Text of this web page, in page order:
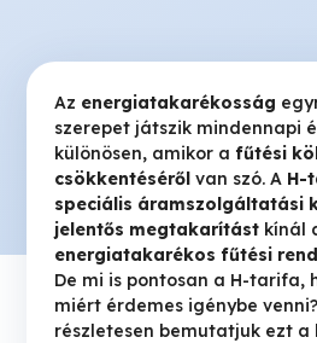
Az energiatakarékosság
szerepet játszik mindennapi
különösen, amikor a fűtési
csökkentésérőlvan szó. A H-
speciális áramszolgáltatási
jelentős megtakarítástkínál
energiatakarékos fűtési
De mi is pontosan a H-tarifa,
miért érdemes igénybe
részletesen bemutatjuk ezt a